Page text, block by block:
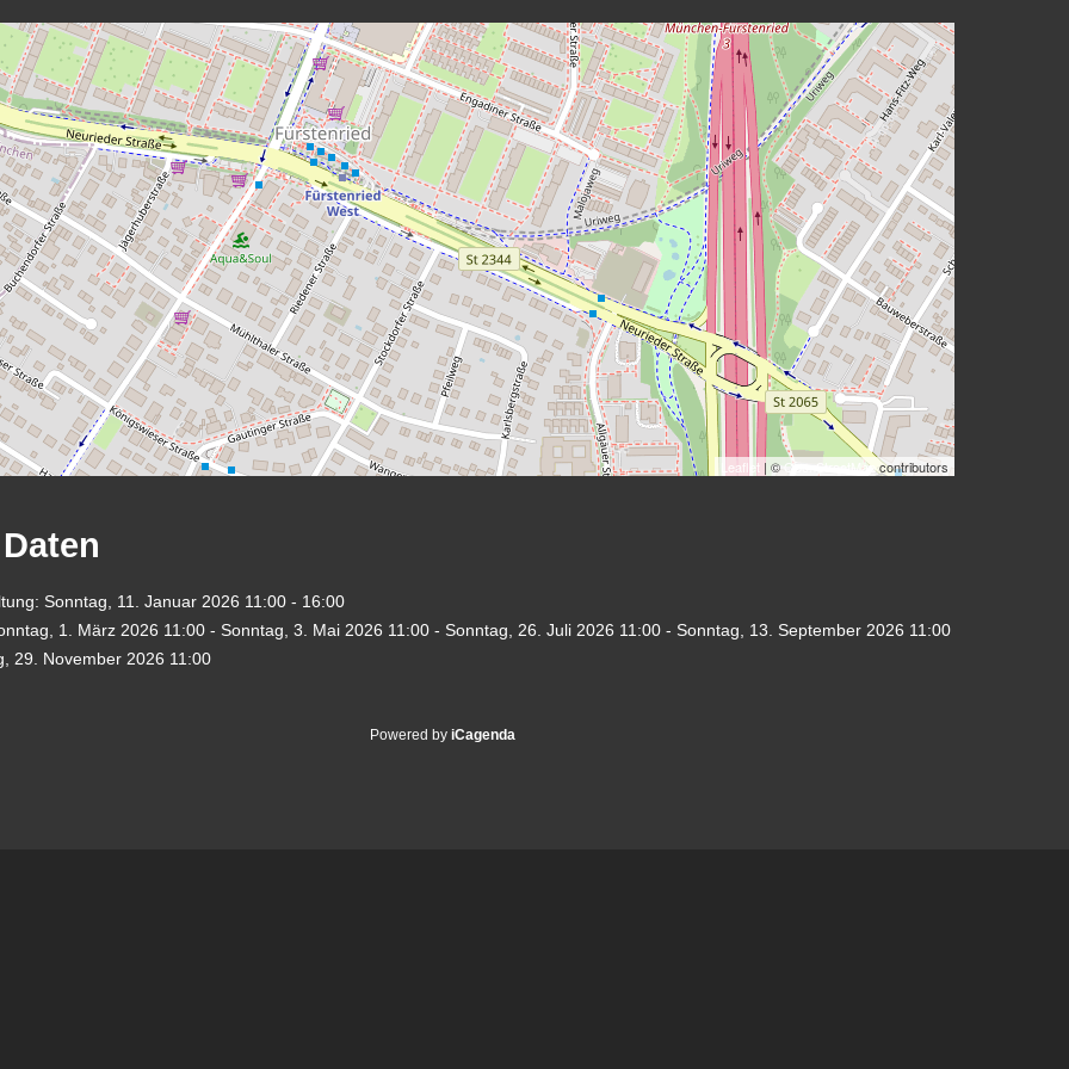
Leaflet | ©OpenStreetMap contributors
Sonntag, 11. Januar 2026 11:00 - 16:00
1. März 2026 11:00 - Sonntag, 3. Mai 2026 11:00 - Sonntag, 26. Juli 2026 11:00 - Sonntag, 13. September 2026 11:00
29. November 2026 11:00
Powered by iCagenda